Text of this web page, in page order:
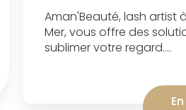
Aman'Beauté, lash artist
Mer, vous offre des
sublimer votre regard....